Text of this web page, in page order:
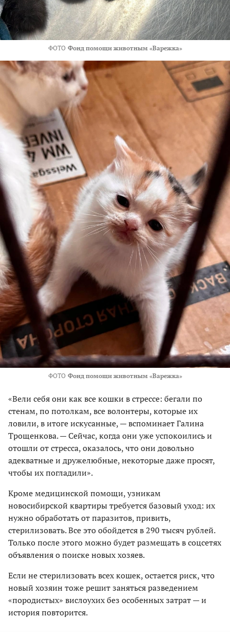
ФОТО Фонд помощи животным «Варежка»
ФОТО Фонд помощи животным «Варежка»
«Вели себя они как все кошки в стрессе: бегали по
стенам, по потолкам, все волонтеры, которые их
ловили, в итоге искусанные, — вспоминает Галина
Трощенкова. — Сейчас, когда они уже успокоились и
отошли от стресса, оказалось, что они довольно
адекватные и дружелюбные, некоторые даже просят,
чтобы их погладили».
Кроме медицинской помощи, узникам
новосибирской квартиры требуется базовый уход: их
нужно обработать от паразитов, привить,
стерилизовать. Все это обойдется в 290 тысяч рублей.
Только после этого можно будет размещать в соцсетях
объявления о поиске новых хозяев.
Если не стерилизовать всех кошек, остается риск, что
новый хозяин тоже решит заняться разведением
«породистых» вислоухих без особенных затрат — и
история повторится.